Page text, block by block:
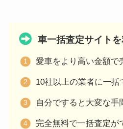
車一括査定サイト
愛車をより高い金額で
10社以上の業者に一
自分ですると大変な手
完全無料で一括査定が